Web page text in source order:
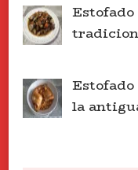
Estofado
la